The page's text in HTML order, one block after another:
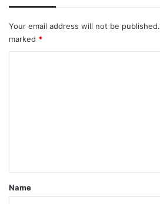
Your email address will not be published.
marked *
*
Name